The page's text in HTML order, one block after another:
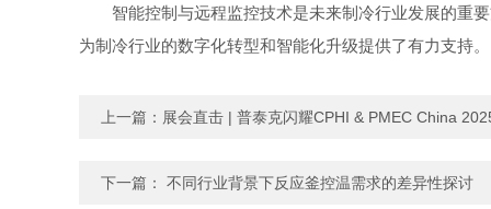
智能控制与远程监控技术是未来制冷行业发展的重要
为制冷行业的数字化转型和智能化升级提供了有力支持。
上一篇： 展会直击 | 普泰克闪耀CPHI & PMEC China
下一篇： 不同行业背景下反应釜控温需求的差异性探讨